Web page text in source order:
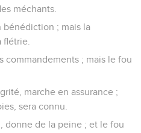
méchants.
bénédiction ; mais la
flétrie.
commandements ; mais le fou
marche en assurance ;
sera connu.
donne de la peine ; et le fou